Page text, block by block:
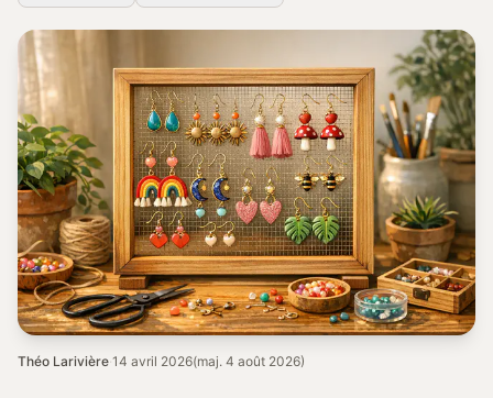
Théo Larivière·14 avril 2026(maj. 4 août 2026)